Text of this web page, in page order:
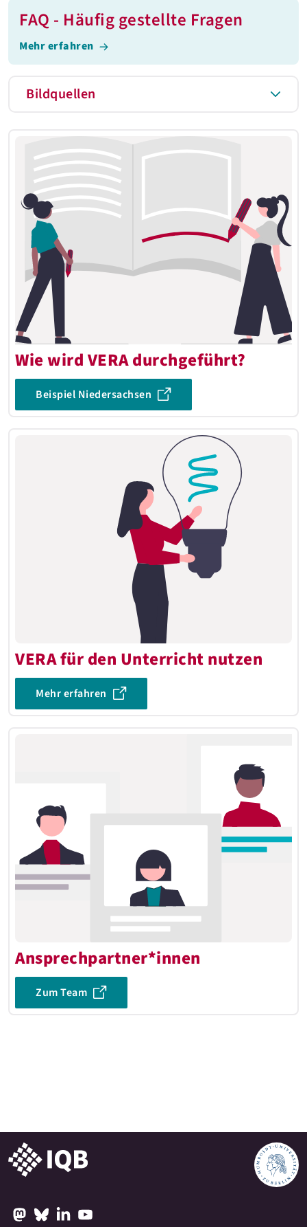
FAQ - Häufig gestellte Fragen
Mehr erfahren
Bildquellen
Wie wird VERA durchgeführt?
Beispiel Niedersachsen
VERA für den Unterricht nutzen
Mehr erfahren
Ansprechpartner*innen
Zum Team